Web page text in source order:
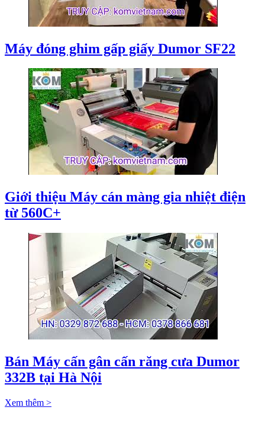
Máy đóng ghim gấp giấy Dumor SF22
Giới thiệu Máy cán màng gia nhiệt điện
từ 560C+
Bán Máy cấn gân cấn răng cưa Dumor
332B tại Hà Nội
Xem thêm >